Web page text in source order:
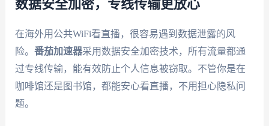
数据安全加密，专线传输更放心
在海外用公共WiFi看直播，很容易遇到数据泄露的风
险。 番茄加速器采用数据安全加密技术，所有流量都通
过专线传输，能有效防止个人信息被窃取。不管你是在
咖啡馆还是图书馆，都能安心看直播，不用担心隐私问
题。